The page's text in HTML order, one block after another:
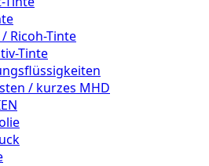
Ricoh-Tinte
Tinte
/ kurzes MHD